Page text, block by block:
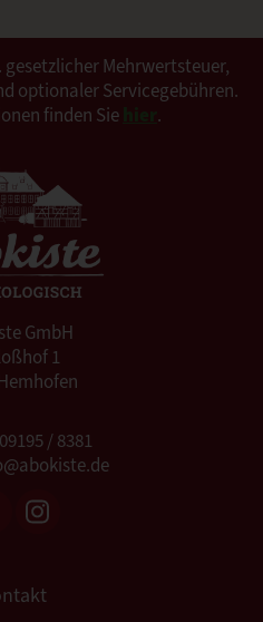
gesetzlicher Mehrwertsteuer,
optionaler Servicegebühren.
finden Sie
.
GmbH
1
/ 8381